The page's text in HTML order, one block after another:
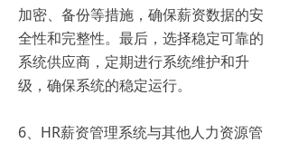
加密、备份等措施，确保薪资数据的安
全性和完整性。最后，选择稳定可靠的
系统供应商，定期进行系统维护和升
级，确保系统的稳定运行。
6、HR薪资管理系统与其他人力资源管